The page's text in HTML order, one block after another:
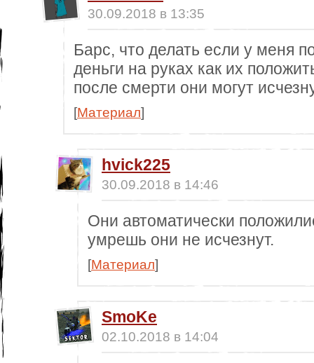
30.09.2018 в 13:35
Барс, что делать если у меня
деньги на руках как их
после смерти они могут
[Материал]
hvick225
30.09.2018 в 14:46
Они автоматически
умрешь они не исчезнут.
[Материал]
SmoKe
02.10.2018 в 14:04